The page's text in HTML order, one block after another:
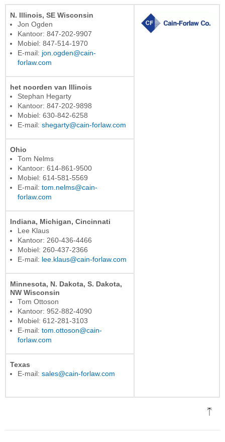
N. Illinois, SE Wisconsin
Jon Ogden
Kantoor: 847-202-9907
Mobiel: 847-514-1970
E-mail: jon.ogden@cain-
forlaw.com
het noorden van Illinois
Stephan Hegarty
Kantoor: 847-202-9898
Mobiel: 630-842-6258
E-mail: shegarty@cain-forlaw.com
Ohio
Tom Nelms
Kantoor: 614-861-9500
Mobiel: 614-581-5569
E-mail: tom.nelms@cain-
forlaw.com
Indiana, Michigan, Cincinnati
Lee Klaus
Kantoor: 260-436-4466
Mobiel: 260-437-2366
E-mail: lee.klaus@cain-forlaw.com
Minnesota, N. Dakota, S. Dakota,
NW Wisconsin
Tom Ottoson
Kantoor: 952-882-4090
Mobiel: 612-281-3103
E-mail: tom.ottoson@cain-
forlaw.com
Texas
E-mail: sales@cain-forlaw.com